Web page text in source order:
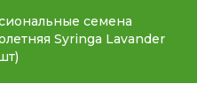
семена
Syringa Lavander